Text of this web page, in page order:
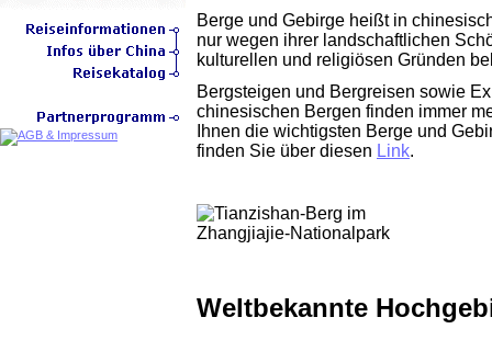
Berge und Gebirge heißt in
nur wegen ihrer landschaftlichen
kulturellen und religiösen Gründen
Bergsteigen und Bergreisen sowie
chinesischen Bergen finden immer
Ihnen die wichtigsten Berge und
finden Sie über diesen Link.
Weltbekannte